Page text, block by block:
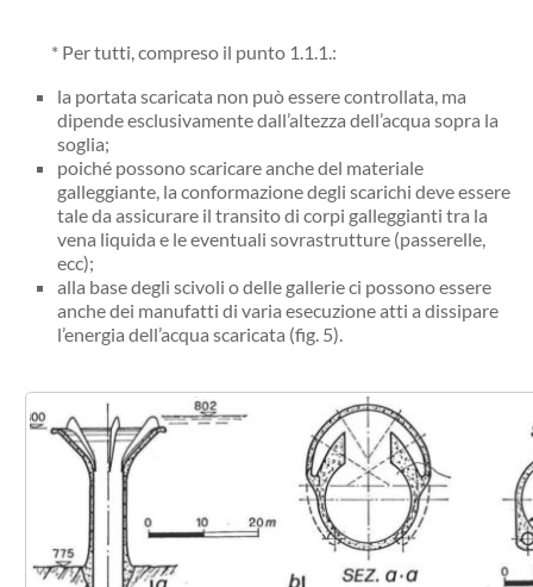
* Per tutti, compreso il punto 1.1.1.:
la portata scaricata non può essere controllata, ma
dipende esclusivamente dall’altezza dell’acqua sopra la
soglia;
poiché possono scaricare anche del materiale
galleggiante, la conformazione degli scarichi deve essere
tale da assicurare il transito di corpi galleggianti tra la
vena liquida e le eventuali sovrastrutture (passerelle,
ecc);
alla base degli scivoli o delle gallerie ci possono essere
anche dei manufatti di varia esecuzione atti a dissipare
l’energia dell’acqua scaricata (fig. 5).